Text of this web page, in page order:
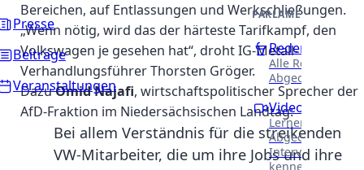
Presse
Beiträge
Veranstaltungen
Reden
Alle Reden
Abgeordneten.
Videothek
Lernen Sie
Abgeordneten in
Interviews näher
kennen.
Bereichen, auf Entlassungen und Werkschließungen.
„Wenn nötig, wird das der härteste Tarifkampf, den
Volkswagen je gesehen hat“, droht IG-Metall-
Verhandlungsführer Thorsten Gröger.
DazuOmid Najafi, wirtschaftspolitischer Sprecher der
AfD-Fraktion im Niedersächsischen Landtag:
Bei allem Verständnis für die streikenden
VW-Mitarbeiter, die um ihre Jobs und ihre